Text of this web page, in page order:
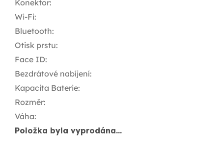
Konektor:
Wi-Fi:
Bluetooth:
Otisk prstu:
Face ID:
Bezdrátové nabíjení:
Kapacita Baterie:
Rozměr:
Váha:
Položka byla vyprodána…